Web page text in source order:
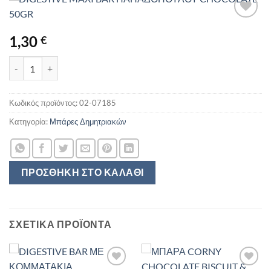
1,30 €
ΠΡΟΣΘΉΚΗ ΣΤΟ ΚΑΛΆΘΙ
Κωδικός προϊόντος:02-07185
Κατηγορία: Μπάρες Δημητριακών
ΣΧΕΤΙΚΆ ΠΡΟΪΌΝΤΑ